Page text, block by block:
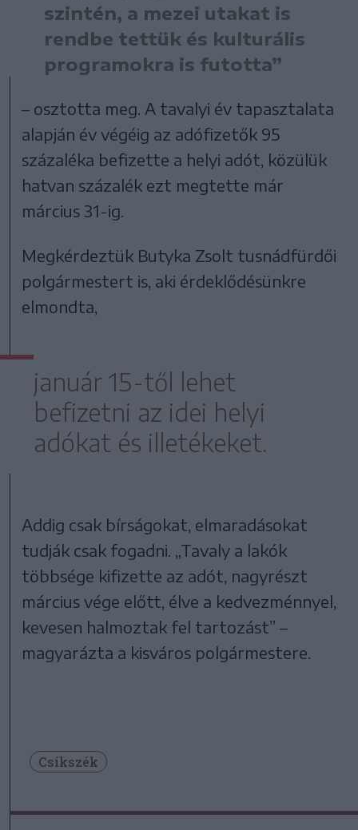
szintén, a mezei utakat is
rendbe tettük és kulturális
programokra is futotta”
– osztotta meg. A tavalyi év tapasztalata
alapján év végéig az adófizetők 95
százaléka befizette a helyi adót, közülük
hatvan százalék ezt megtette már
március 31-ig.
Megkérdeztük Butyka Zsolt tusnádfürdői
polgármestert is, aki érdeklődésünkre
elmondta,
január 15-től lehet
befizetni az idei helyi
adókat és illetékeket.
Addig csak bírságokat, elmaradásokat
tudják csak fogadni. „Tavaly a lakók
többsége kifizette az adót, nagyrészt
március vége előtt, élve a kedvezménnyel,
kevesen halmoztak fel tartozást” –
magyarázta a kisváros polgármestere.
Csíkszék